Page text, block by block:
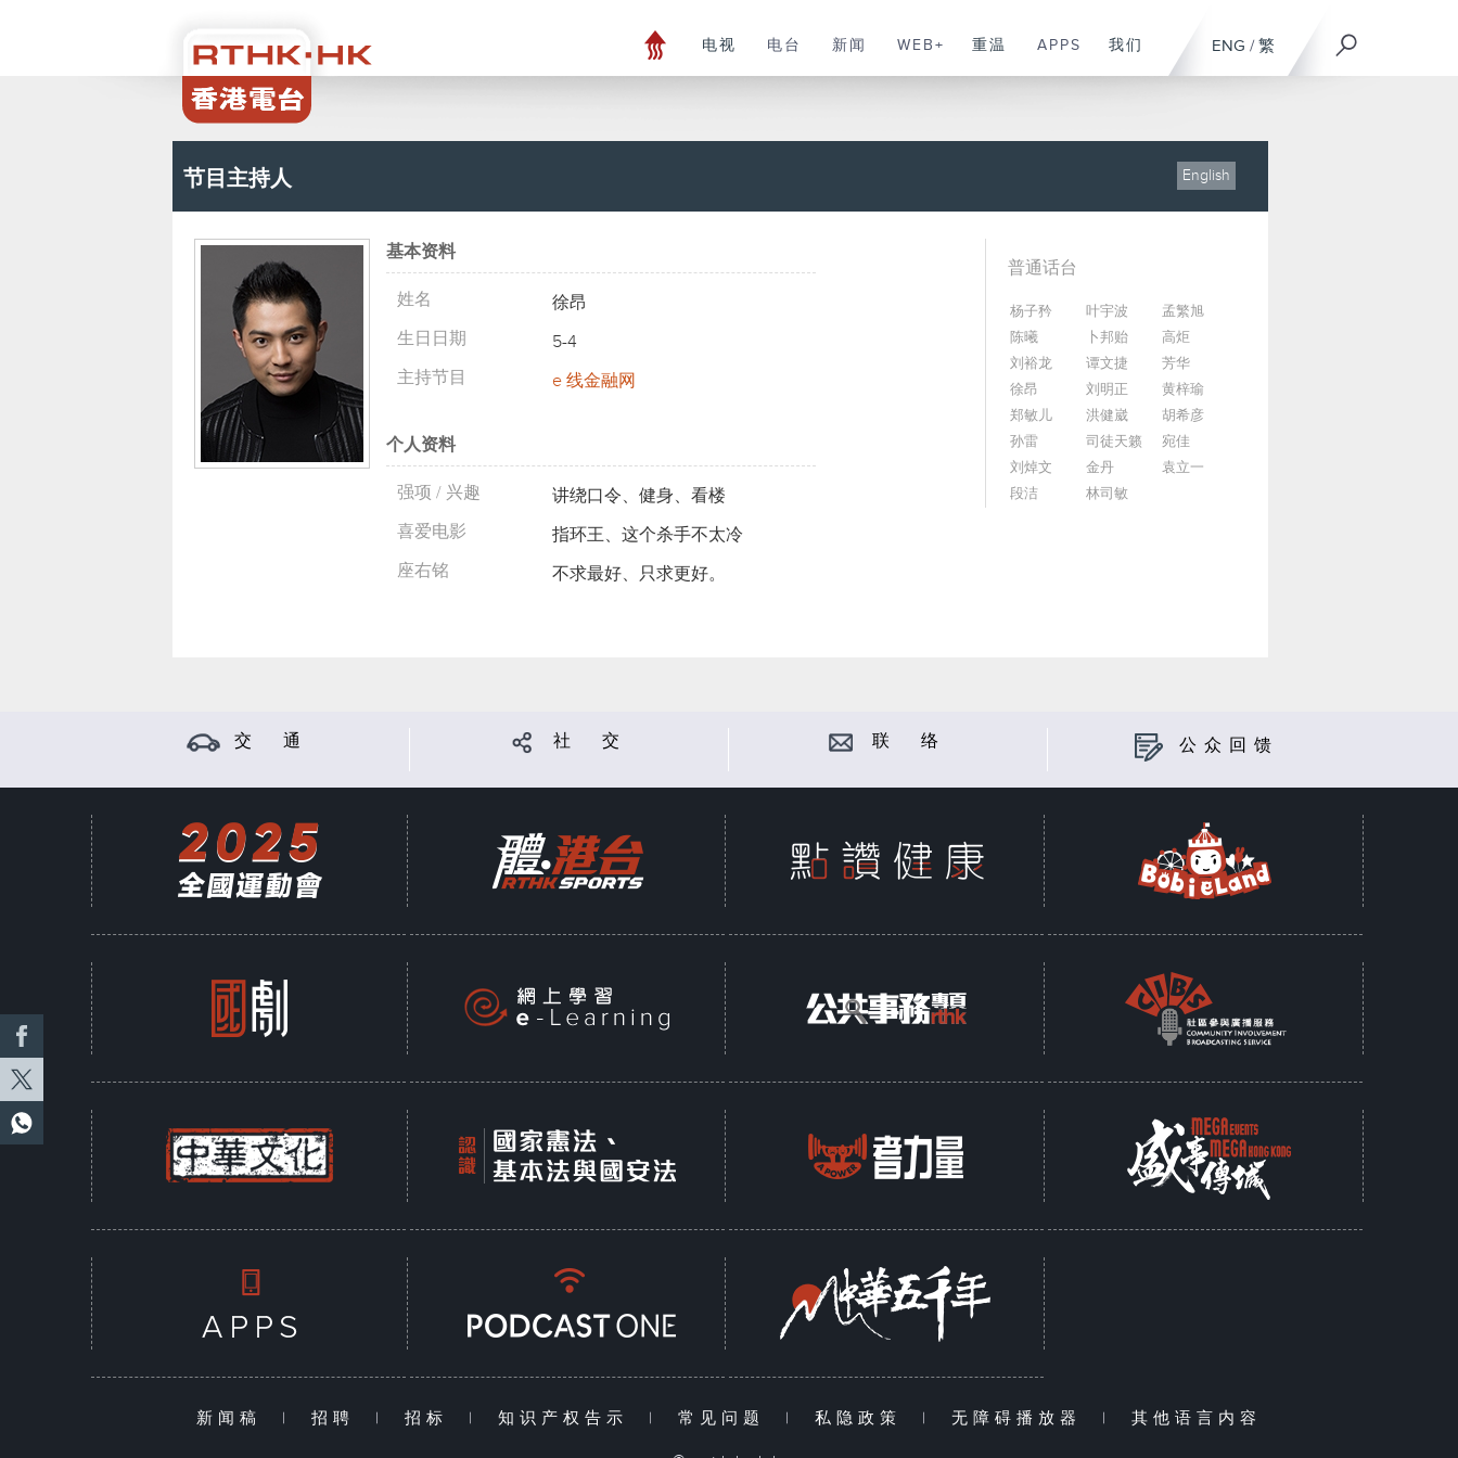
ENG / 繁
电视 电台 新闻 WEB+ 重温 APPS 我们
节目主持人 English
基本资料
姓名
徐昂
生日日期
5-4
主持节目
e 线金融网
个人资料
强项 / 兴趣
讲绕口令、健身、看楼
喜爱电影
指环王、这个杀手不太冷
座右铭
不求最好、只求更好。
普通话台
杨子矜 叶宇波
孟繁旭
陈曦
卜邦贻
高炬
刘裕龙
谭文捷
芳华
徐昂
刘明正
黄梓瑜
郑敏儿
洪健崴
胡希彦
孙雷
司徒天籁
宛佳
刘焯文
金丹
袁立一
段洁
林司敏
交 通 社 交 联 络 公众回馈
新闻稿 | 招聘 | 招标 | 知识产权告示 | 常见问题 | 私隐政策 | 无障碍播放器 | 其他语言内容